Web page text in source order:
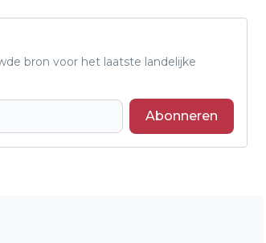
bron voor het laatste landelijke
Abonneren